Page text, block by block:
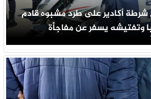
أكادير على طرد مشبوه قادم
وتفتيشه يسفر عن مفاجأة